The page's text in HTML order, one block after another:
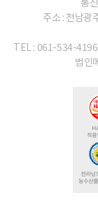
주소 : 전남광
TEL : 061-534-4196
법인